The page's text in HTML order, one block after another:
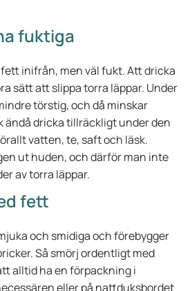
fuktiga
inifrån, men väl fukt. Att dricka
sätt att slippa torra läppar. Under
törstig, och då minskar
dricka tillräckligt under den
vatten, te, saft och läsk.
ut huden, och därför man inte
av torra läppar.
fett
och smidiga och förebygger
Så smörj ordentligt med
alltid ha en förpackning i
eller på nattduksbordet